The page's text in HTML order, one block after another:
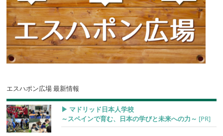
エスハポン広場 最新情報
▶︎ マドリッド日本人学校
～スペインで育む、日本の学びと未来への力～ [PR]